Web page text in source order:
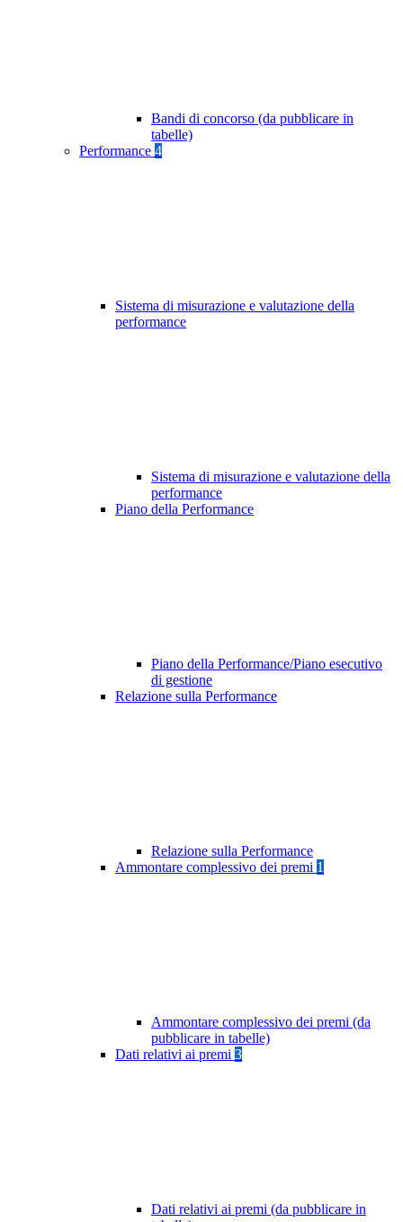
Bandi di concorso (da pubblicare in
tabelle)
Performance 4
Sistema di misurazione e valutazione della
performance
Sistema di misurazione e valutazione della
performance
Piano della Performance
Piano della Performance/Piano esecutivo
di gestione
Relazione sulla Performance
Relazione sulla Performance
Ammontare complessivo dei premi 1
Ammontare complessivo dei premi (da
pubblicare in tabelle)
Dati relativi ai premi 3
Dati relativi ai premi (da pubblicare in